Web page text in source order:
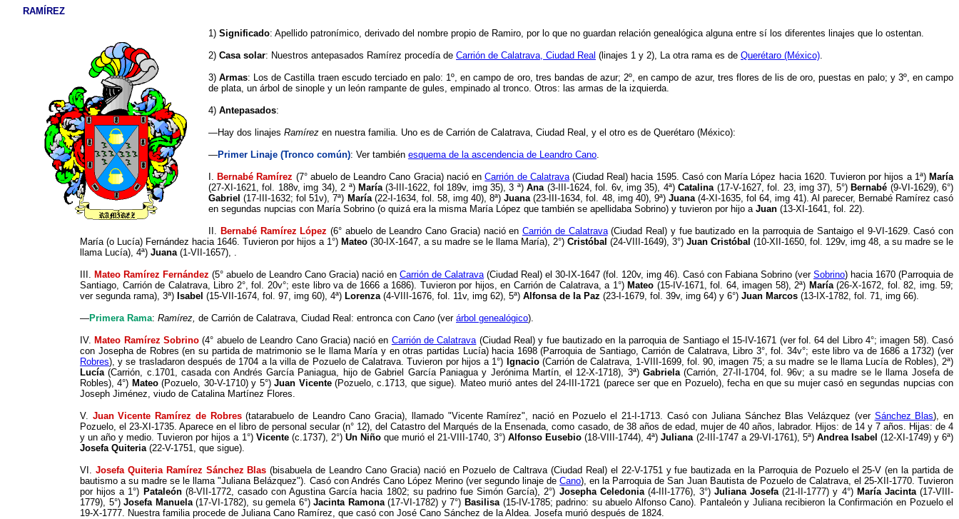
RAMÍREZ
1) Significado: Apellido patronímico, derivado del nombre propio de Ramiro, por lo que no guardan relación genealógica alguna entre sí los diferentes linajes que lo ostentan.
2) Casa solar: Nuestros antepasados Ramírez procedía de Carrión de Calatrava, Ciudad Real (linajes 1 y 2), La otra rama es de Querétaro (México).
3)Armas: Los de Castilla traen escudo terciado en palo: 1º, en campo de oro, tres bandas de azur; 2º, en campo de azur, tres flores de lis de oro, puestas en palo; y 3º, en campo
de plata, un árbol de sinople y un león rampante de gules, empinado al tronco. Otros: las armas de la izquierda.
4) Antepasados:
—Hay dos linajes Ramírez en nuestra familia. Uno es de Carrión de Calatrava, Ciudad Real, y el otro es de Querétaro (México):
—Primer Linaje (Tronco común): Ver también esquema de la ascendencia de Leandro Cano.
I. Bernabé Ramírez (7° abuelo de Leandro Cano Gracia) nació enCarrión de Calatrava(Ciudad Real) hacia 1595. Casó con María López hacia 1620. Tuvieron por hijos a 1ª) María
(27-XI-1621, fol. 188v, img 34), 2 ª) María(3-III-1622, fol 189v, img 35), 3 ª)Ana(3-III-1624, fol. 6v, img 35), 4ª)Catalina(17-V-1627, fol. 23, img 37), 5°) Bernabé (9-VI-1629), 6°)
Gabriel (17-III-1632; fol 51v), 7ª) María(22-I-1634, fol. 58, img 40), 8ª)Juana(23-III-1634, fol. 48, img 40), 9ª) Juana(4-XI-1635, fol 64, img 41). Al parecer, Bernabé Ramírez casó
en segundas nupcias con María Sobrino (o quizá era la misma María López que también se apellidaba Sobrino) y tuvieron por hijo a Juan (13-XI-1641, fol. 22).
II. Bernabé Ramírez López (6° abuelo de Leandro Cano Gracia) nació en Carrión de Calatrava(Ciudad Real) y fue bautizado en la parroquia de Santaigo el 9-VI-1629. Casó con
María (o Lucía) Fernández hacia 1646. Tuvieron por hijos a 1°) Mateo (30-IX-1647, a su madre se le llama María), 2°) Cristóbal (24-VIII-1649), 3°) Juan Cristóbal (10-XII-1650, fol. 129v, img 48, a su madre se le
llama Lucía), 4ª) Juana(1-VII-1657), .
III. Mateo Ramírez Fernández (5° abuelo de Leandro Cano Gracia) nació en Carrión de Calatrava(Ciudad Real) el 30-IX-1647 (fol. 120v, img 46). Casó con Fabiana Sobrino (ver Sobrino) hacia 1670 (Parroquia de
Santiago, Carrión de Calatrava, Libro 2°, fol. 20v°; este libro va de 1666 a 1686). Tuvieron por hijos, en Carrión de Calatrava, a 1°) Mateo (15-IV-1671, fol. 64, imagen 58), 2ª) María (26-X-1672, fol. 82, img. 59;
ver segunda rama), 3ª) Isabel (15-VII-1674, fol. 97, img 60), 4ª) Lorenza(4-VIII-1676, fol. 11v, img 62), 5ª) Alfonsa de la Paz (23-I-1679, fol. 39v, img 64) y 6°) Juan Marcos (13-IX-1782, fol. 71, img 66).
—Primera Rama: Ramírez, de Carrión de Calatrava, Ciudad Real: entronca con Cano (ver árbol genealógico).
IV. Mateo Ramírez Sobrino(4° abuelo de Leandro Cano Gracia) nació en Carrión de Calatrava(Ciudad Real) y fue bautizado en la parroquia de Santiago el 15-IV-1671 (ver fol. 64 del Libro 4°; imagen 58). Casó
con Josepha de Robres (en su partida de matrimonio se le llama María y en otras partidas Lucía) hacia 1698 (Parroquia de Santiago, Carrión de Calatrava, Libro 3°, fol. 34v°; este libro va de 1686 a 1732) (ver
Robres), y se trasladaron después de 1704 a la villa de Pozuelo de Calatrava. Tuvieron por hijos a 1°) Ignacio(Carrión de Calatrava, 1-VIII-1699, fol. 90, imagen 75; a su madre se le llama Lucía de Robles), 2ª)
Lucía(Carrión, c.1701, casada con Andrés García Paniagua, hijo de Gabriel García Paniagua y Jerónima Martín, el 12-X-1718), 3ª)Gabriela(Carrión, 27-II-1704, fol. 96v; a su madre se le llama Josefa de
Robles), 4°) Mateo(Pozuelo, 30-V-1710) y 5°)Juan Vicente(Pozuelo, c.1713, que sigue). Mateo murió antes del 24-III-1721 (parece ser que en Pozuelo), fecha en que su mujer casó en segundas nupcias con
Joseph Jiménez, viudo de Catalina Martínez Flores.
V. Juan Vicente Ramírez de Robres(tatarabuelo de Leandro Cano Gracia), llamado "Vicente Ramírez", nació en Pozuelo el 21-I-1713. Casó con Juliana Sánchez Blas Velázquez (ver Sánchez Blas), en
Pozuelo, el 23-XI-1735. Aparece en el libro de personal secular (n° 12), del Catastro del Marqués de la Ensenada, como casado, de 38 años de edad, mujer de 40 años, labrador. Hijos: de 14 y 7 años. Hijas: de 4
y un año y medio. Tuvieron por hijos a 1°) Vicente(c.1737), 2°) Un Niñoque murió el 21-VIII-1740, 3°)Alfonso Eusebio (18-VIII-1744), 4ª)Juliana(2-III-1747 a 29-VI-1761), 5ª) Andrea Isabel (12-XI-1749) y 6ª)
Josefa Quiteria (22-V-1751, que sigue).
VI. Josefa Quiteria Ramírez Sánchez Blas (bisabuela de Leandro Cano Gracia) nació en Pozuelo de Caltrava (Ciudad Real) el 22-V-1751 y fue bautizada en la Parroquia de Pozuelo el 25-V (en la partida de
bautismo a su madre se le llama "Juliana Belázquez"). Casó con Andrés Cano López Merino (ver segundo linaje deCano), en la Parroquia de San Juan Bautista de Pozuelo de Calatrava, el 25-XII-1770.Tuvieron
por hijos a 1°) Pataleón(8-VII-1772, casado con Agustina García hacia 1802; su padrino fue Simón García), 2°) Josepha Celedonia(4-III-1776), 3°)Juliana Josefa(21-II-1777) y 4°) María Jacinta(17-VIII-
1779), 5°)Josefa Manuela(17-VI-1782), su gemela 6°)Jacinta Ramona(17-VI-1782) y 7°) Basilisa(15-IV-1785; padrino: su abuelo Alfonso Cano). Pantaleón y Juliana recibieron la Confirmación en Pozuelo el
19-X-1777. Nuestra familia procede de Juliana Cano Ramírez, que casó con José Cano Sánchez de la Aldea. Josefa murió después de 1824.